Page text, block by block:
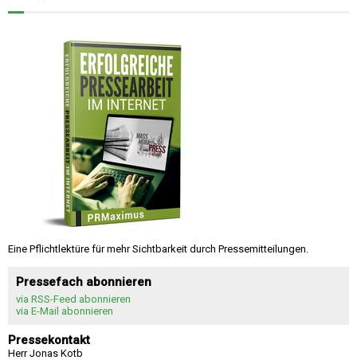
Eine Pflichtlektüre für mehr Sichtbarkeit durch Pressemitteilungen.
Pressefach abonnieren
via RSS-Feed abonnieren
via E-Mail abonnieren
Pressekontakt
Herr Jonas Kotb